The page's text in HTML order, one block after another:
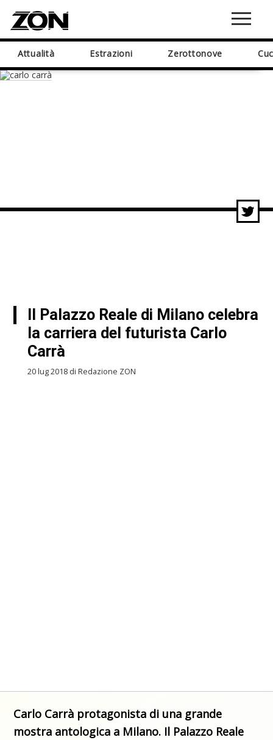
Attualità Estrazioni Zerottonove
Il Palazzo Reale di Milano celebra
la carriera del futurista Carlo
Carrà
20 lug 2018 di Redazione ZON
Carlo Carrà protagonista di una grande
mostra antologica a Milano. Il Palazzo Reale